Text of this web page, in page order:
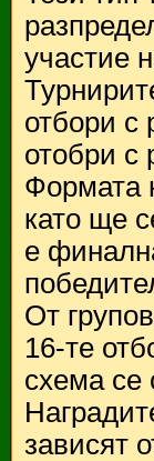
участие
отбори с
отобри с
Формата
като ще
е
От
16-те
схема се
зависят